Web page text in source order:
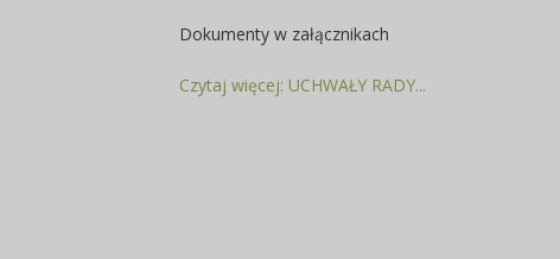
Dokumenty w załącznikach
Czytaj więcej: UCHWAŁY RADY...